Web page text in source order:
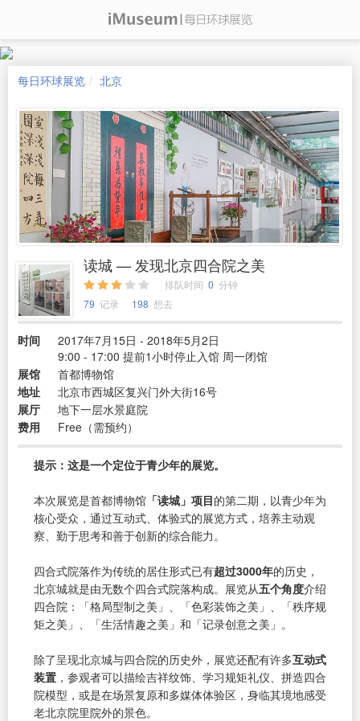
每日环球展览 北京
读城 — 发现北京四合院之美
排队时间 0 分钟
79 记录 198 想去
时间
2017年7月15日 - 2018年5月2日
9:00 - 17:00 提前1小时停止入馆 周一闭馆
展馆
首都博物馆
地址
北京市西城区复兴门外大街16号
展厅
地下一层水景庭院
费用
Free（需预约）
提示：这是一个定位于青少年的展览。
本次展览是首都博物馆 「读城」项目的第二期，以青少年为
核心受众，通过互动式、体验式的展览方式，培养主动观
察、勤于思考和善于创新的综合能力。
四合式院落作为传统的居住形式已有超过3000年的历史，
北京城就是由无数个四合式院落构成。展览从五个角度介绍
四合院：「格局型制之美」、「色彩装饰之美」、「秩序规
矩之美」、「生活情趣之美」和「记录创意之美」。
除了呈现北京城与四合院的历史外，展览还配有许多互动式
装置 ，参观者可以描绘吉祥纹饰、学习规矩礼仪、拼造四合
院模型，或是在场景复原和多媒体体验区，身临其境地感受
老北京院里院外的景色。